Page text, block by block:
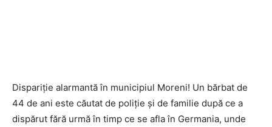
Dispariție alarmantă în municipiul Moreni! Un bărbat de
44 de ani este căutat de poliție și de familie după ce a
dispărut fără urmă în timp ce se afla în Germania, unde